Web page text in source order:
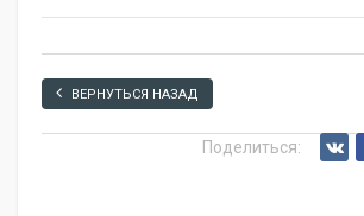
ВЕРНУТЬСЯ НАЗАД
Поделиться: